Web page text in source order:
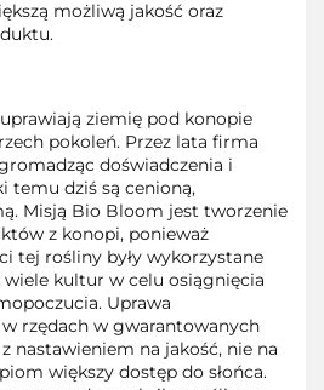
możliwą jakość oraz
ziemię pod konopie
pokoleń. Przez lata firma
doświadczenia i
temu dziś są cenioną,
Misją Bio Bloom jest tworzenie
z konopi, ponieważ
tej rośliny były wykorzystane
wiele kultur w celu osiągnięcia
Uprawa
rzędach w gwarantowanych
nastawieniem na jakość, nie na
większy dostęp do słońca.